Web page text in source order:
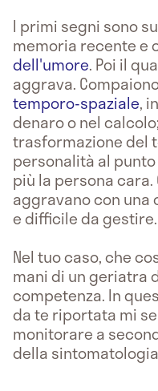
I primi segni sono
memoria recente e
dell'umore. Poi il
aggrava.
temporo-spaziale,
denaro o nel
trasformazione del
personalità al
più la persona
aggravano con
e difficile da gestire.
Nel tuo caso, che
mani di un geriatra
competenza. In
da te riportata mi
monitorare a
della